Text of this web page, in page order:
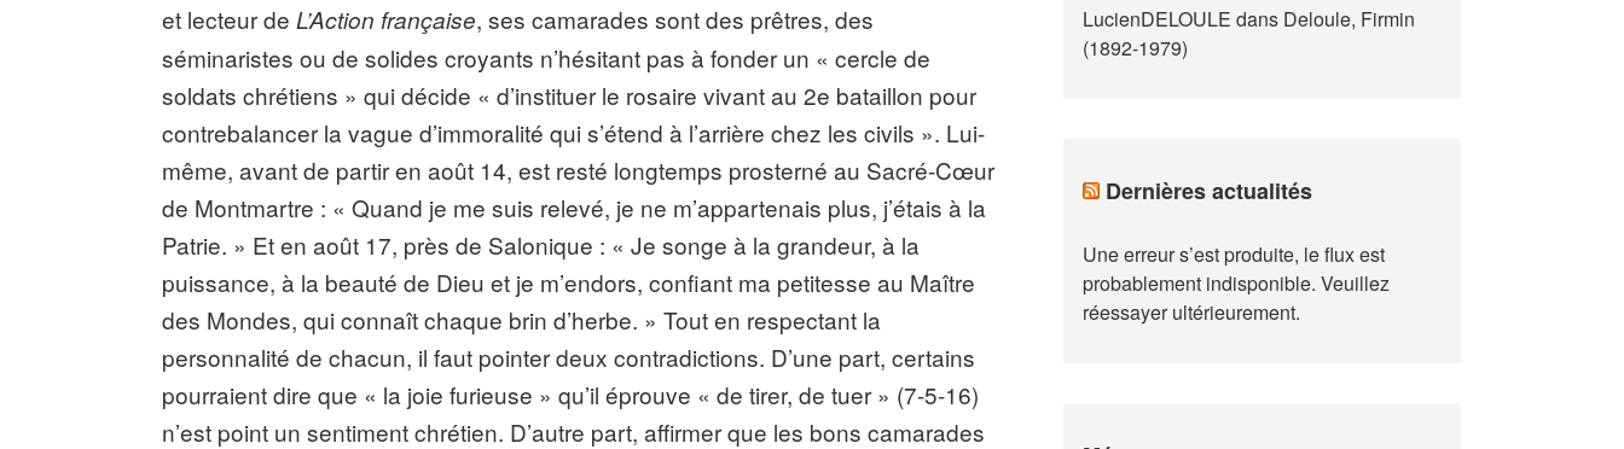
et lecteur deL’Action française, ses camarades sont des prêtres, des
séminaristes ou de solides croyants n’hésitant pas à fonder un « cercle de
soldats chrétiens » qui décide « d’instituer le rosaire vivant au 2e bataillon pour
contrebalancer la vague d’immoralité qui s’étend à l’arrière chez les civils ». Lui-
même, avant de partir en août 14, est resté longtemps prosterné au Sacré-Cœur
de Montmartre : « Quand je me suis relevé, je ne m’appartenais plus, j’étais à la
Patrie. » Et en août 17, près de Salonique : « Je songe à la grandeur, à la
puissance, à la beauté de Dieu et je m’endors, confiant ma petitesse au Maître
des Mondes, qui connaît chaque brin d’herbe. » Tout en respectant la
personnalité de chacun, il faut pointer deux contradictions. D’une part, certains
pourraient dire que « la joie furieuse » qu’il éprouve « de tirer, de tuer » (7-5-16)
n’est point un sentiment chrétien. D’autre part, affirmer que les bons camarades
LucienDELOULE dans Deloule, Firmin
(1892-1979)
Dernières actualités
Une erreur s’est produite, le flux est
probablement indisponible. Veuillez
réessayer ultérieurement.